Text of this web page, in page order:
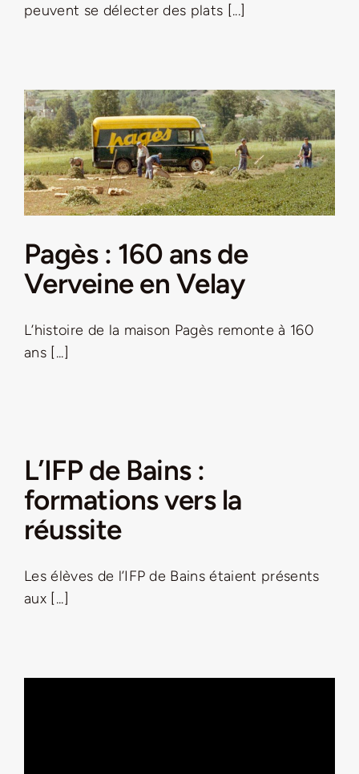
peuvent se délecter des plats [...]
Pagès : 160 ans de
Verveine en Velay
L’histoire de la maison Pagès remonte à 160
ans [...]
L’IFP de Bains :
formations vers la
réussite
Les élèves de l’IFP de Bains étaient présents
aux [...]